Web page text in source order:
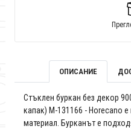
ОПИСАНИЕ
Стъклен буркан без декор
капак) M-131166 - Horecano
материал. Бурканът е